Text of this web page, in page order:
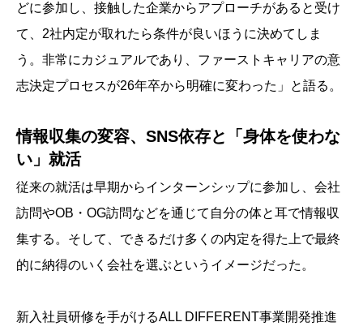
どに参加し、接触した企業からアプローチがあると受け
て、2社内定が取れたら条件が良いほうに決めてしま
う。非常にカジュアルであり、ファーストキャリアの意
志決定プロセスが26年卒から明確に変わった」と語る。
情報収集の変容、SNS依存と「身体を使わな
い」就活
従来の就活は早期からインターンシップに参加し、会社
訪問やOB・OG訪問などを通じて自分の体と耳で情報収
集する。そして、できるだけ多くの内定を得た上で最終
的に納得のいく会社を選ぶというイメージだった。
新入社員研修を手がけるALL DIFFERENT事業開発推進